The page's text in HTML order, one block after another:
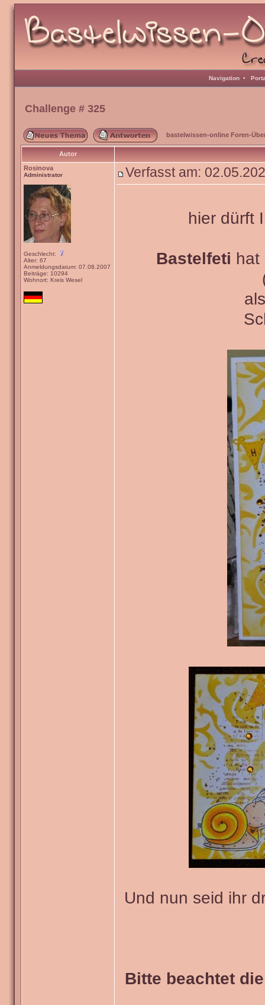
Navigation •
Challenge # 325
bastelwissen-online Foren-
Autor
Rosinova
Administrator
Geschlecht:
Alter: 67
Anmeldungsdatum: 07.08.2007
Beiträge: 10294
Wohnort: Kreis Wesel
Verfasst am:
hier dürft
Bastelfeti hat
Und nun seid ihr
Bitte beachtet